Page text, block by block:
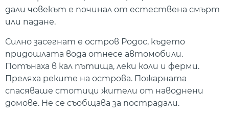
дали човекът е починал от естествена смърт
или падане.
Силно засегнат е остров Родос, където
придошлата вода отнесе автомобили.
Потънаха в кал пътища, леки коли и ферми.
Преляха реките на острова. Пожарната
спасяваше стотици жители от наводнени
домове. Не се съобщава за пострадали.